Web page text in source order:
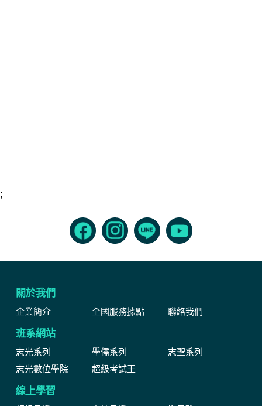
;
關於我們
企業簡介 全國服務據點 聯絡我們
班系網站
志光系列 學儒系列
志聖系列
志光數位學院
超級考試王
線上學習